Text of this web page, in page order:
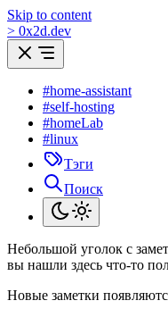
Skip to content
> 0x2d.dev
#home-assistant
#self-hosting
#homeLab
#linux
Тэги
Поиск
Небольшой уголок с
вы нашли здесь что-то
Новые заметки